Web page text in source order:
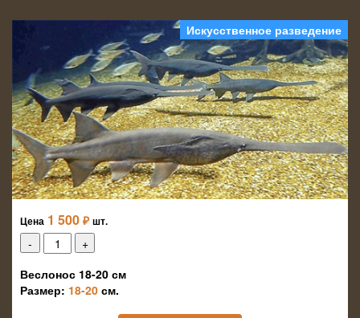
Искусственное разведение
Цена 1 500 ₽ шт.
Веслонос 18-20 см
Размер: 18-20 см.